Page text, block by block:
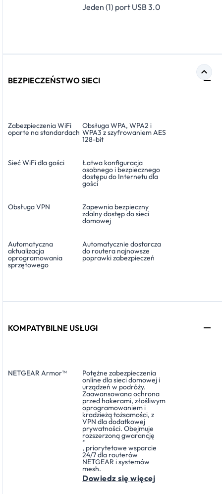
Jeden (1) port USB 3.0
BEZPIECZEŃSTWO SIECI
Zabezpieczenia WiFi
oparte na standardach
Obsługa WPA, WPA2 i
WPA3 z szyfrowaniem AES
128-bit
Sieć WiFi dla gości Łatwa konfiguracja
osobnego i bezpiecznego
dostępu do Internetu dla
gości
Obsługa VPN Zapewnia bezpieczny
zdalny dostęp do sieci
domowej
Automatyczna
aktualizacja
oprogramowania
sprzętowego
Automatycznie dostarcza
do routera najnowsze
poprawki zabezpieczeń
KOMPATYBILNE USŁUGI
NETGEAR Armor™ Potężne zabezpieczenia
online dla sieci domowej i
urządzeń w podróży.
Zaawansowana ochrona
przed hakerami, złośliwym
oprogramowaniem i
kradzieżą tożsamości, z
VPN dla dodatkowej
prywatności. Obejmuje
rozszerzoną gwarancję
*
, priorytetowe wsparcie
24/7 dla routerów
NETGEAR i systemów
mesh.
Dowiedz się więcej